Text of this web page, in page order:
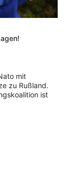
mit
zu Rußland.
ist